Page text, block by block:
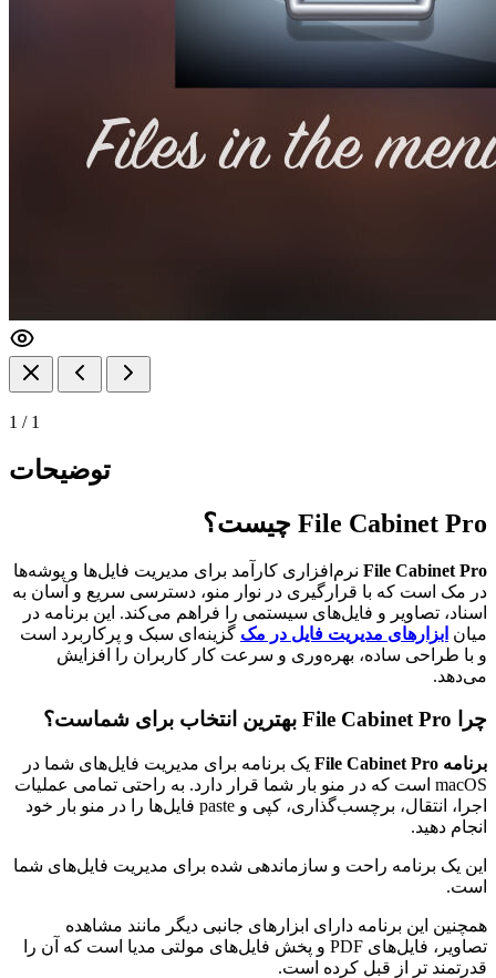
1 / 1
توضیحات
File Cabinet Pro چیست؟
File Cabinet Pro نرم‌افزاری کارآمد برای مدیریت فایل‌ها و پوشه‌ها
در مک است که با قرارگیری در نوار منو، دسترسی سریع و آسان به
اسناد، تصاویر و فایل‌های سیستمی را فراهم می‌کند. این برنامه در
میان ابزارهای مدیریت فایل در مک گزینه‌ای سبک و پرکاربرد است
و با طراحی ساده، بهره‌وری و سرعت کار کاربران را افزایش
می‌دهد.
چرا File Cabinet Pro بهترین انتخاب برای شماست؟
برنامه File Cabinet Pro
یک برنامه برای مدیریت فایل‌های شما در
macOS است که در منو بار شما قرار دارد. به راحتی تمامی عملیات
اجرا، انتقال، برچسب‌گذاری، کپی و paste فایل‌ها را در منو بار خود
انجام دهید.
این یک برنامه راحت و سازماندهی شده برای مدیریت فایل‌های شما
است.
همچنین این برنامه دارای ابزار‌های جانبی دیگر مانند مشاهده
تصاویر، فایل‌های PDF و پخش فایل‌های مولتی مدیا است که آن را
قدرتمند تر از قبل کرده است.